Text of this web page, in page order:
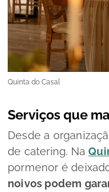
Quinta do Casal
Serviços que
Desde a
de catering. Na
pormenor é
noivos podem